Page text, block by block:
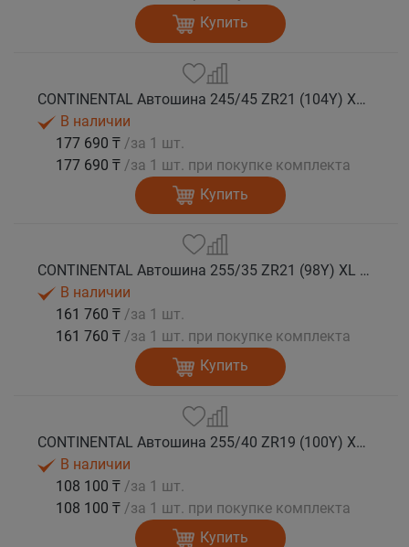
Купить
CONTINENTAL Автошина 245/45 ZR21 (104Y) XL FR SportContact 7 лето
В наличии
177 690 ₸ /за 1 шт.
177 690 ₸ /за 1 шт. при покупке комплекта
Купить
CONTINENTAL Автошина 255/35 ZR21 (98Y) XL FR SportContact 7 лето
В наличии
161 760 ₸ /за 1 шт.
161 760 ₸ /за 1 шт. при покупке комплекта
Купить
CONTINENTAL Автошина 255/40 ZR19 (100Y) XL FR SportContact 7 лето
В наличии
108 100 ₸ /за 1 шт.
108 100 ₸ /за 1 шт. при покупке комплекта
Купить